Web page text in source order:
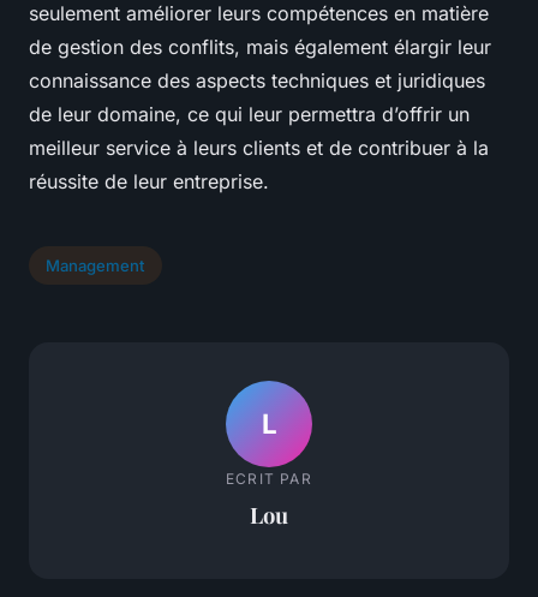
seulement améliorer leurs compétences en matière
de gestion des conflits, mais également élargir leur
connaissance des aspects techniques et juridiques
de leur domaine, ce qui leur permettra d’offrir un
meilleur service à leurs clients et de contribuer à la
réussite de leur entreprise.
Management
L
ECRIT PAR
Lou